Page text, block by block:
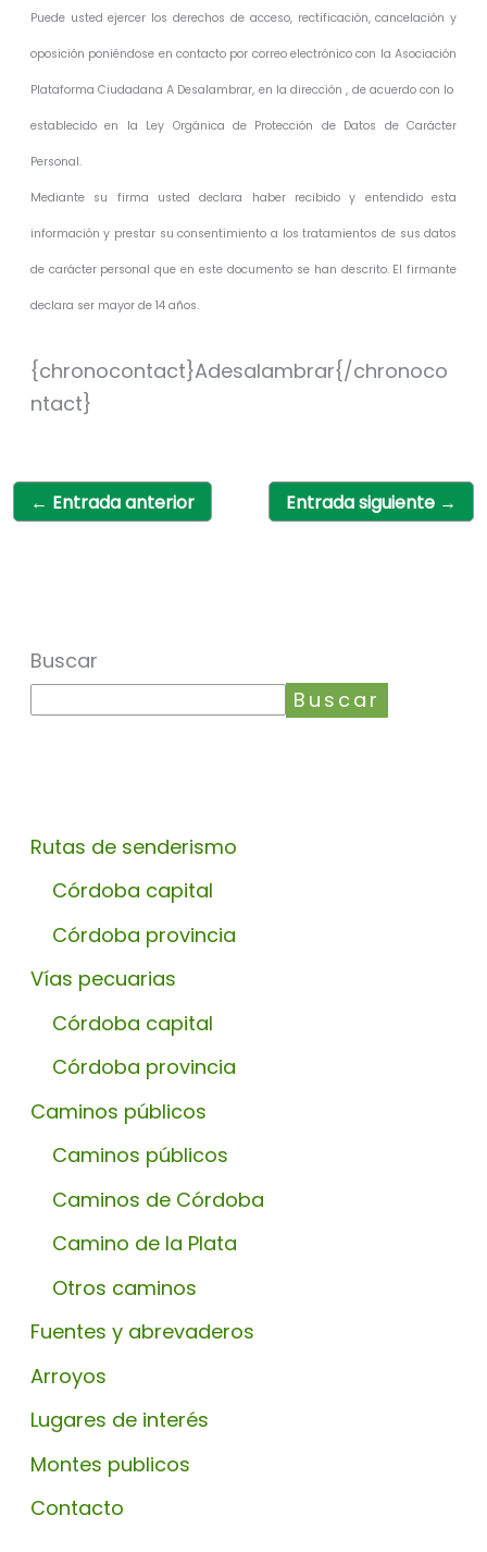
Puede usted ejercer los derechos de acceso, rectificación, cancelación y
oposición poniéndose en contacto por correo electrónico con la Asociación
Plataforma Ciudadana A Desalambrar, en la dirección , de acuerdo con lo
establecido en la Ley Orgánica de Protección de Datos de Carácter
Personal.
Mediante su firma usted declara haber recibido y entendido esta
información y prestar su consentimiento a los tratamientos de sus datos
de carácter personal que en este documento se han descrito. El firmante
declara ser mayor de 14 años.
{chronocontact}Adesalambrar{/chronoco
ntact}
← Entrada anterior Entrada siguiente →
Buscar
Buscar
Rutas de senderismo
Córdoba capital
Córdoba provincia
Vías pecuarias
Córdoba capital
Córdoba provincia
Caminos públicos
Caminos públicos
Caminos de Córdoba
Camino de la Plata
Otros caminos
Fuentes y abrevaderos
Arroyos
Lugares de interés
Montes publicos
Contacto